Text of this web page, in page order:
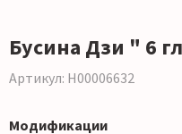
Бусина Дзи " 6
Артикул: Н00006632
Модификации